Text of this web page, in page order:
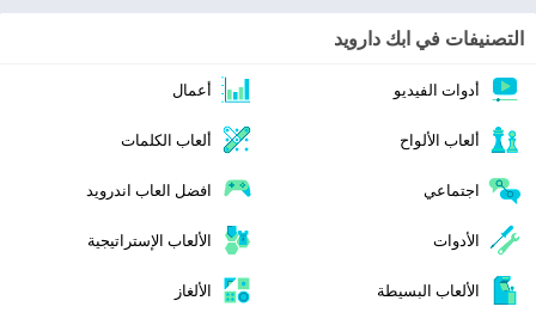
التصنيفات في ابك دارويد
أدوات الفيديو أعمال
ألعاب الألواح ألعاب الكلمات
اجتماعي افضل العاب اندرويد
الأدوات الألعاب الإستراتيجية
الألعاب البسيطة الألغاز